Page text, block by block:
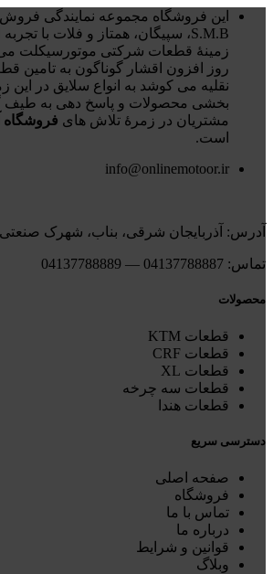
این فروشگاه مجموعه نمایندگی
زمینۀ قطعات شرکتی موتورسیکلت می
روز افزون اقشار گوناگون به تامین
نقلیه می کوشد به انواع سلایق در این
بخشی محصولات و پاسخ دهی به طیف
مشتریان در زمرۀ تلاش های فروشگاه
است.
info@onlinemotoor.ir
آدرس: آذربایجان شرقی، بناب، شهرک
تماس: 04137788887 — 04137788889
محصولات
قطعات KTM
قطعات CRF
قطعات XL
قطعات سه چرخه
قطعات هندا
دسترسی سریع
صفحه اصلی
فروشگاه
تماس با ما
درباره ما
قوانین و شرایط
وبلاگ